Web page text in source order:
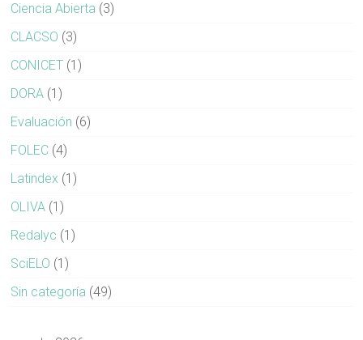
Ciencia Abierta (3)
CLACSO (3)
CONICET (1)
DORA (1)
Evaluación (6)
FOLEC (4)
Latindex (1)
OLIVA (1)
Redalyc (1)
SciELO (1)
Sin categoría (49)